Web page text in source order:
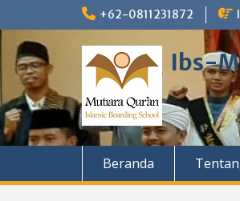
content
+62-0811231872
Ibs-
Beranda